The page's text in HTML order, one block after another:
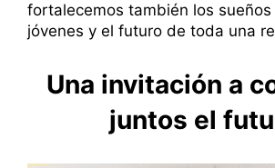
fortalecemos también los
jóvenes y el futuro de toda una
Una invitación a
juntos el